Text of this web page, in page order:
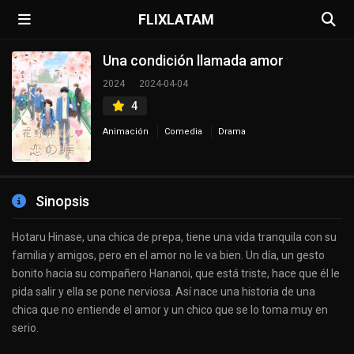
FLIXLATAM
Una condición llamada amor
2024 2024-04-04
4
Animación Comedia Drama
Sinopsis
Hotaru Hinase, una chica de prepa, tiene una vida tranquila con su
familia y amigos, pero en el amor no le va bien. Un día, un gesto
bonito hacia su compañero Hananoi, que está triste, hace que él le
pida salir y ella se pone nerviosa. Así nace una historia de una
chica que no entiende el amor y un chico que se lo toma muy en
serio.